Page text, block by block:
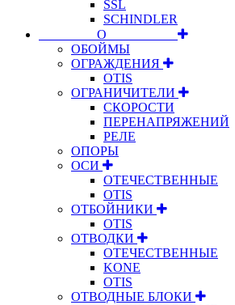
SSL
SCHINDLER
⠀⠀⠀⠀⠀⠀О⠀⠀⠀⠀⠀⠀⠀
ОБОЙМЫ
ОГРАЖДЕНИЯ
OTIS
ОГРАНИЧИТЕЛИ
СКОРОСТИ
ПЕРЕНАПРЯЖЕНИЙ
РЕЛЕ
ОПОРЫ
ОСИ
ОТЕЧЕСТВЕННЫЕ
OTIS
ОТБОЙНИКИ
OTIS
ОТВОДКИ
ОТЕЧЕСТВЕННЫЕ
KONE
OTIS
ОТВОДНЫЕ БЛОКИ